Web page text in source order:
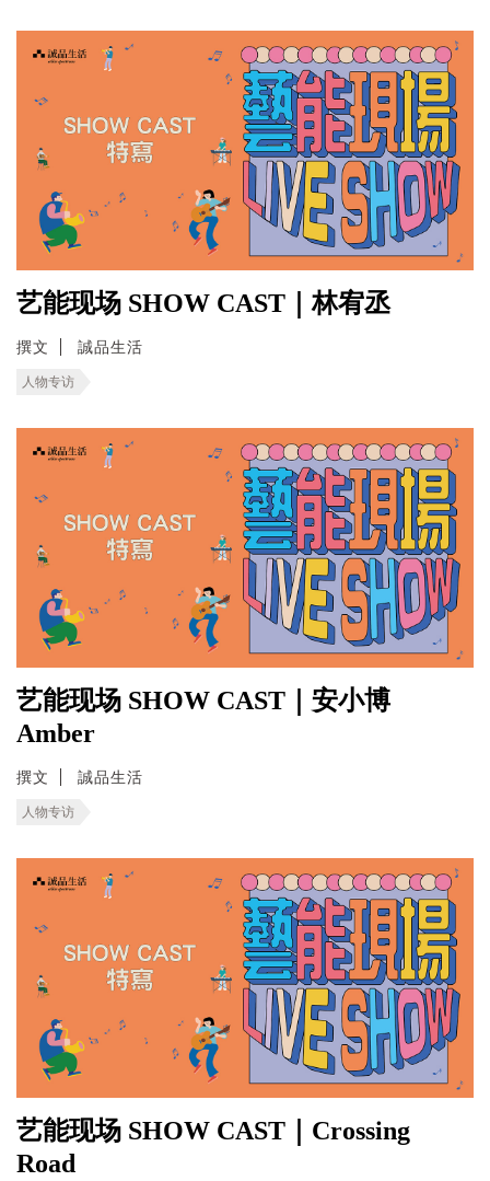
艺能现场 SHOW CAST｜林宥丞
撰文 誠品生活
人物专访
艺能现场 SHOW CAST｜安小博
Amber
撰文 誠品生活
人物专访
艺能现场 SHOW CAST｜Crossing
Road